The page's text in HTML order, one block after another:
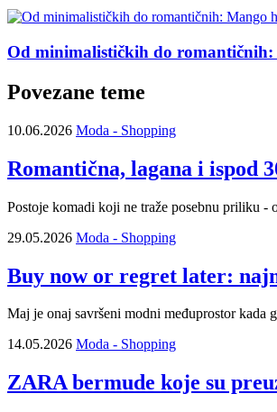
Od minimalističkih do
Povezane teme
10.06.2026 Moda - Shopping
Romantična, lagana i ispod
Postoje komadi koji ne traže posebnu priliku -
29.05.2026 Moda - Shopping
Buy now or regret later:
Maj je onaj savršeni modni međuprostor kada
14.05.2026 Moda - Shopping
ZARA bermude koje su